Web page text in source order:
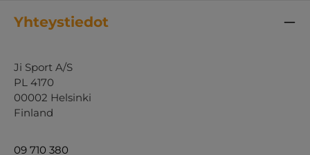
Yhteystiedot
Ji Sport A/S
PL 4170
00002 Helsinki
Finland
09 710 380